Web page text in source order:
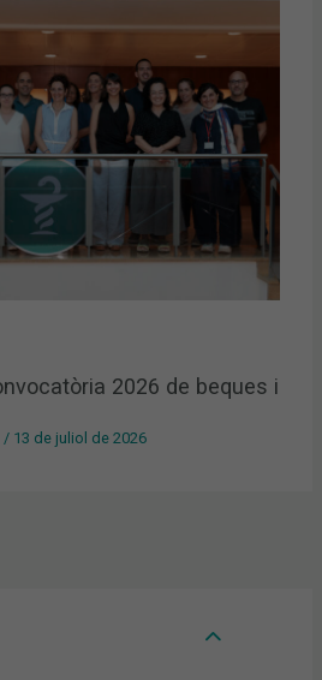
2026 de beques i
/ 13 de juliol de 2026